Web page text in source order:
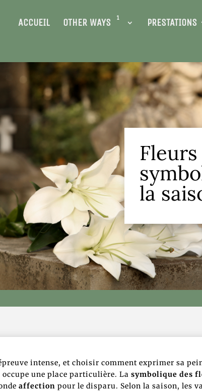
ACCUEIL OTHER WAYS 1 PRESTATIONS
la
intense, et choisir comment exprimer sa
occupe une place particulière. La symbolique des
affection pour le disparu. Selon la saison, les